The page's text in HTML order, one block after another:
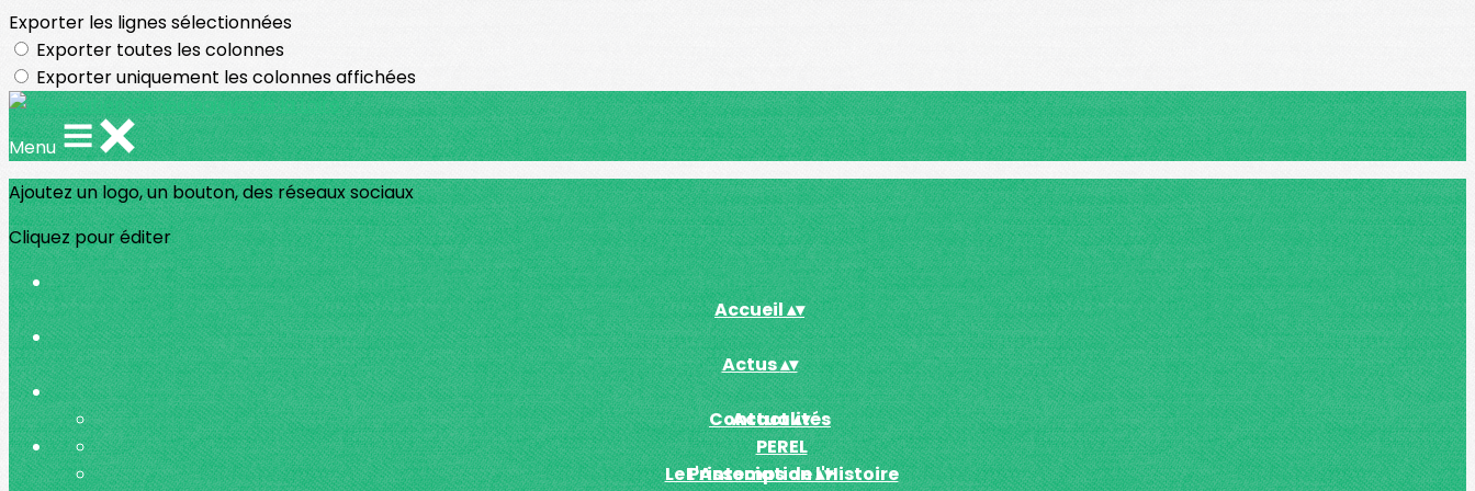
Exporter les lignes sélectionnées
Exporter toutes les colonnes
Exporter uniquement les colonnes affichées
Menu
Ajoutez un logo, un bouton, des réseaux sociaux
Cliquez pour éditer
Accueil▴▾
Actus▴▾
Actualités
PEREL
Le Printemps de l'Histoire
Contact▴▾
L'Association▴▾